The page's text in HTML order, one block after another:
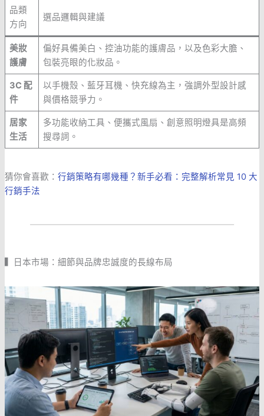
品類
方向
選品邏輯與建議
美妝
護膚
偏好具備美白、控油功能的護膚品，以及色彩大膽、
包裝亮眼的化妝品。
3C 配
件
以手機殼、藍牙耳機、快充線為主，強調外型設計感
與價格競爭力。
居家
生活
多功能收納工具、便攜式風扇、創意照明燈具是高頻
搜尋詞。
猜你會喜歡： 行銷策略有哪幾種？新手必看：完整解析常見 10 大
行銷手法
▍日本市場：細節與品牌忠誠度的長線布局